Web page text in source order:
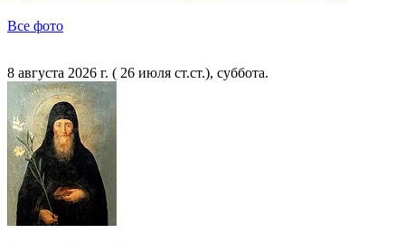
Все фото
8 августа 2026 г. ( 26 июля ст.ст.), суббота.